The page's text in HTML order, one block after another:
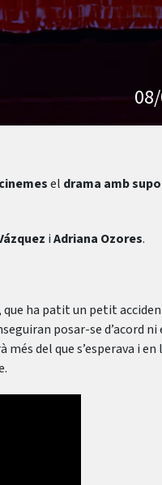
el drama amb
iAdriana Ozores.
que ha patit un petit
posar-se d’acord ni
del que s’esperava i en